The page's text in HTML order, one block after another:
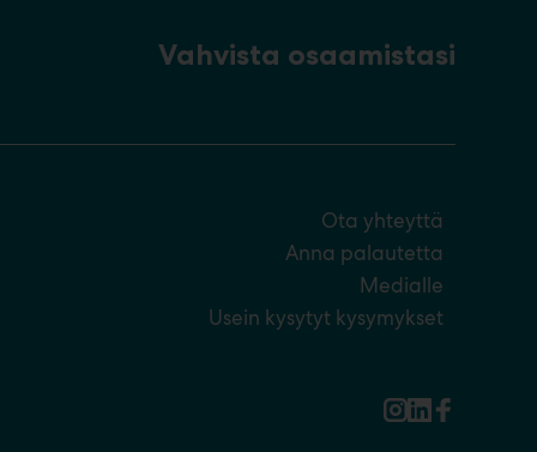
Vahvista osaamistasi
Ota yhteyttä
Anna palautetta
Medialle
Usein kysytyt kysymykset